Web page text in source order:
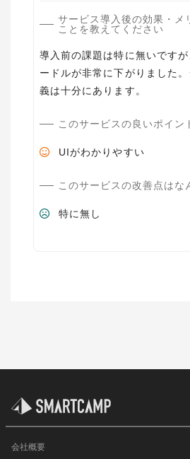
サービス導入後の効果・メ
ことを教えてください
導入前の課題は特に無いです
ードルが非常に下がりました
このサービスの良いポイン
UIがわかりやすい
このサービスの改善点はな
特に無し
会社概要